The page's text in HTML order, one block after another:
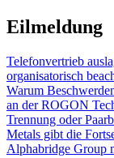
Zu
Inhalten
Eilmeldung
Telefonvertrieb
organisatorisch
Warum
an der ROGON
Trennung oder
Metals gibt die
Alphabridge Group